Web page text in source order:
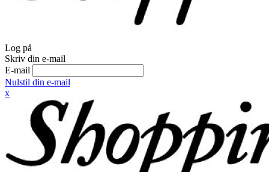
Log på
Skriv din e-mail
E-mail
Nulstil din e-mail
x